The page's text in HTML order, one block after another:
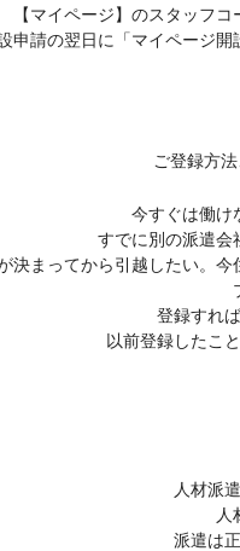
【マイページ】のスタッフ
申請の翌日に「マイページ
ご登録方
今すぐは働け
すでに別の派遣会
決まってから引越したい。
登録すれ
以前登録したこ
人材派
人
派遣は